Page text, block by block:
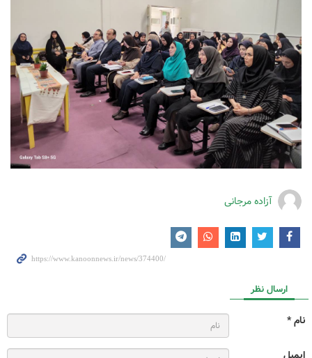
آزاده مرجانی
ارسال نظر
نام *